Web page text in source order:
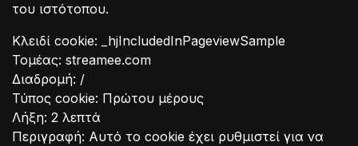
του ιστότοπου.
Κλειδί cookie: _hjIncludedInPageviewSample
Τομέας: streamee.com
Διαδρομή: /
Τύπος cookie: Πρώτου μέρους
Λήξη: 2 λεπτά
Περιγραφή: Αυτό το cookie έχει ρυθμιστεί για να